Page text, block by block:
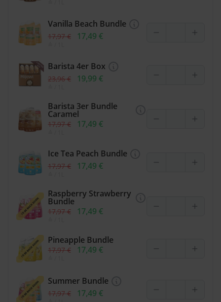
Vanilla Beach Bundle
17,97 € 17,49 €
Barista 4er Box
23,96 € 19,99 €
Barista 3er Bundle
Caramel
17,97 € 17,49 €
Ice Tea Peach Bundle
17,97 € 17,49 €
Raspberry Strawberry
Bundle
17,97 € 17,49 €
Pineapple Bundle
17,97 € 17,49 €
Summer Bundle
17,97 € 17,49 €